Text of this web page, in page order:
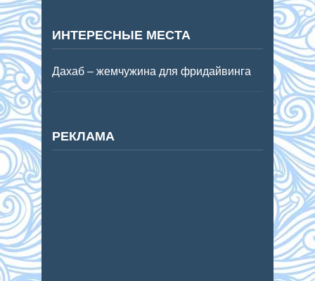
ИНТЕРЕСНЫЕ МЕСТА
Дахаб – жемчужина для фридайвинга
РЕКЛАМА